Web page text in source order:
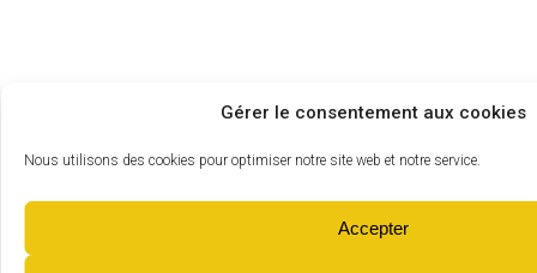
Gérer le consentement aux cookies
Nous utilisons des cookies pour optimiser notre site web et notre service.
Accepter